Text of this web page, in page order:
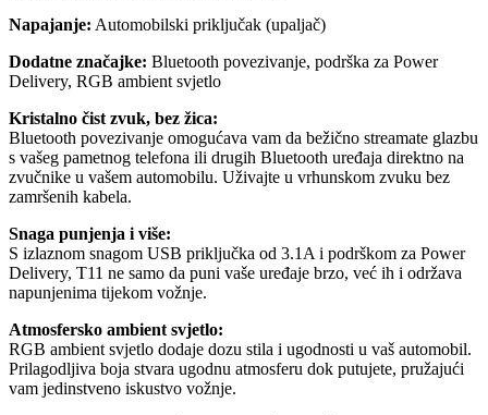
Napajanje: Automobilski priključak (upaljač)
Dodatne značajke: Bluetooth povezivanje, podrška za Power
Delivery, RGB ambient svjetlo
Kristalno čist zvuk, bez žica:
Bluetooth povezivanje omogućava vam da bežično streamate glazbu
s vašeg pametnog telefona ili drugih Bluetooth uređaja direktno na
zvučnike u vašem automobilu. Uživajte u vrhunskom zvuku bez
zamršenih kabela.
Snaga punjenja i više:
S izlaznom snagom USB priključka od 3.1A i podrškom za Power
Delivery, T11 ne samo da puni vaše uređaje brzo, već ih i održava
napunjenima tijekom vožnje.
Atmosfersko ambient svjetlo:
RGB ambient svjetlo dodaje dozu stila i ugodnosti u vaš automobil.
Prilagodljiva boja stvara ugodnu atmosferu dok putujete, pružajući
vam jedinstveno iskustvo vožnje.